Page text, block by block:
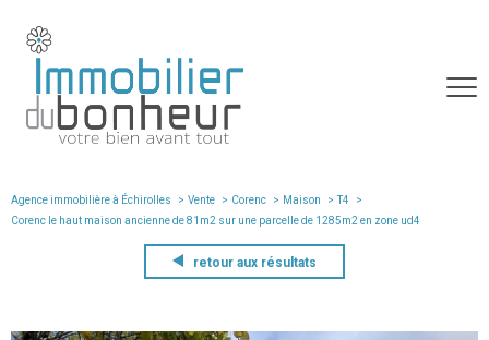
Agence immobilière à Échirolles Vente Corenc Maison
T4
corenc le haut maison ancienne de 81m2 sur une parcelle de 1285m2 en zone ud4
retour aux résultats